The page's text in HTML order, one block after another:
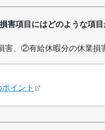
害項目にはどのような項
害、②有給休暇分の休業損
イント